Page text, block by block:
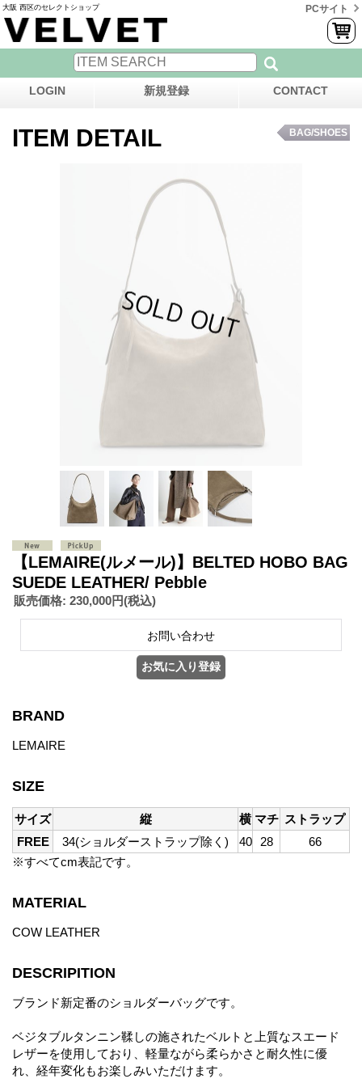
大阪 西区のセレクトショップ PCサイト
LOGIN 新規登録 CONTACT
ITEM DETAIL BAG/SHOES
【LEMAIRE(ルメール)】BELTED HOBO BAG
SUEDE LEATHER/ Pebble
販売価格: 230,000円(税込)
BRAND
LEMAIRE
SIZE
サイズ 縦 横 マチ ストラップ
FREE
34(ショルダーストラップ除く) 40 28
66
※すべてcm表記です。
MATERIAL
COW LEATHER
DESCRIPITION
ブランド新定番のショルダーバッグです。
ベジタブルタンニン鞣しの施されたベルトと上質なスエード
レザーを使用しており、軽量ながら柔らかさと耐久性に優
れ、経年変化もお楽しみいただけます。